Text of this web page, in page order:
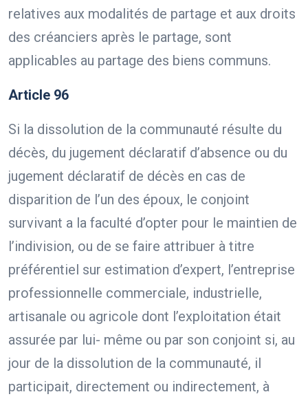
relatives aux modalités de partage et aux droits
des créanciers après le partage, sont
applicables au partage des biens communs.
Article 96
Si la dissolution de la communauté résulte du
décès, du jugement déclaratif d’absence ou du
jugement déclaratif de décès en cas de
disparition de l’un des époux, le conjoint
survivant a la faculté d’opter pour le maintien de
l’indivision, ou de se faire attribuer à titre
préférentiel sur estimation d’expert, l’entreprise
professionnelle commerciale, industrielle,
artisanale ou agricole dont l’exploitation était
assurée par lui- même ou par son conjoint si, au
jour de la dissolution de la communauté, il
participait, directement ou indirectement, à